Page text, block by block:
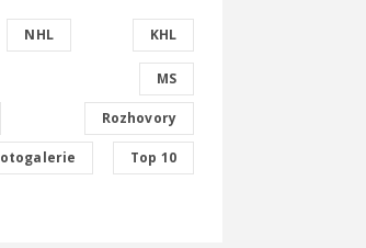
NHL KHL
MS
Rozhovory
Top 10